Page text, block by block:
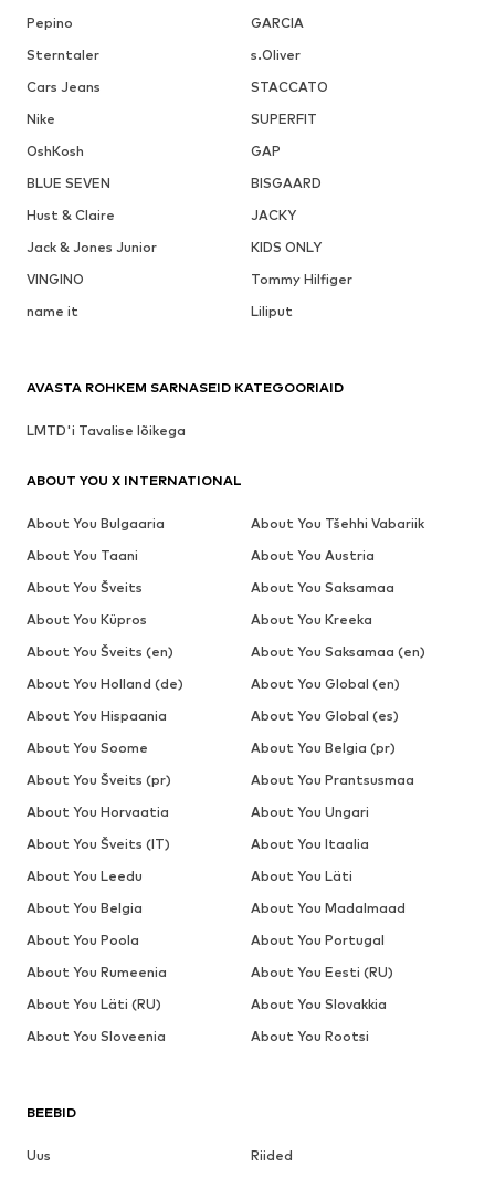
Pepino
GARCIA
Sterntaler
s.Oliver
Cars Jeans
STACCATO
Nike
SUPERFIT
OshKosh
GAP
BLUE SEVEN
BISGAARD
Hust & Claire
JACKY
Jack & Jones Junior
KIDS ONLY
VINGINO
Tommy Hilfiger
name it
Liliput
BEEBID
Uus
Riided
AVASTA ROHKEM SARNASEID KATEGOORIAID
LMTD'i Tavalise lõikega
ABOUT YOU X INTERNATIONAL
About You Bulgaaria
About You Tšehhi Vabariik
About You Taani
About You Austria
About You Šveits
About You Saksamaa
About You Küpros
About You Kreeka
About You Šveits (en)
About You Saksamaa (en)
About You Holland (de)
About You Global (en)
About You Hispaania
About You Global (es)
About You Soome
About You Belgia (pr)
About You Šveits (pr)
About You Prantsusmaa
About You Horvaatia
About You Ungari
About You Šveits (IT)
About You Itaalia
About You Leedu
About You Läti
About You Belgia
About You Madalmaad
About You Poola
About You Portugal
About You Rumeenia
About You Eesti (RU)
About You Läti (RU)
About You Slovakkia
About You Sloveenia
About You Rootsi